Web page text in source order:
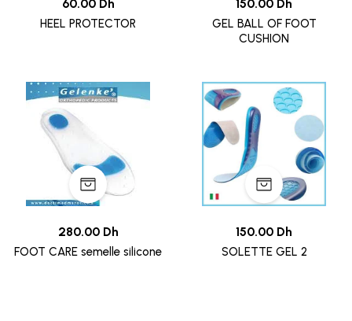
60.00 Dh
HEEL PROTECTOR
150.00 Dh
GEL BALL OF FOOT
CUSHION
280.00 Dh
FOOT CARE semelle silicone
150.00 Dh
SOLETTE GEL 2